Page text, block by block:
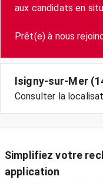
aux candidats en
Isigny-sur-Mer
Consulter la
Simplifiez votre
application